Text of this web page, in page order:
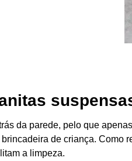
da parede, pelo que
de criança. Como
a limpeza.